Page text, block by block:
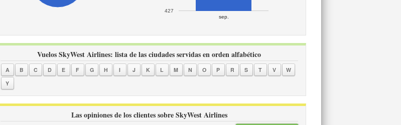
sep.
427
Vuelos SkyWest Airlines: lista de las ciudades servidas en orden alfabético
A B C D E F G H I J K L M N O P R S T V
W
Y
Las opiniones de los clientes sobre SkyWest Airlines